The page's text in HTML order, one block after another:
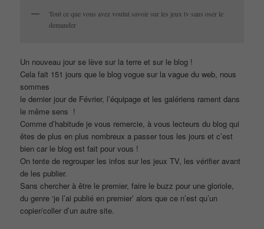
Tout ce que vous avez voulut savoir sur les jeux tv sans oser le
demander
Un nouveau jour se lève sur la terre et sur le blog !
Cela fait 151 jours que le blog vogue sur la vague du web, nous
sommes
le dernier jour de Février, l’équipage et les galériens rament dans
le même sens !
Comme d’habitude je vous remercie, à vous lecteurs du blog qui
êtes de plus en plus nombreux a passer tous les jours et c’est
bien car le blog est fait pour vous !
On tente de regrouper les infos sur les jeux TV, les vérifier avant
de les publier.
Sans chercher à être le premier, faire le buzz pour une gloriole,
du genre ‘je l’ai publié en premier’ alors que ce n’est qu’un
copier/coller d’un autre site.